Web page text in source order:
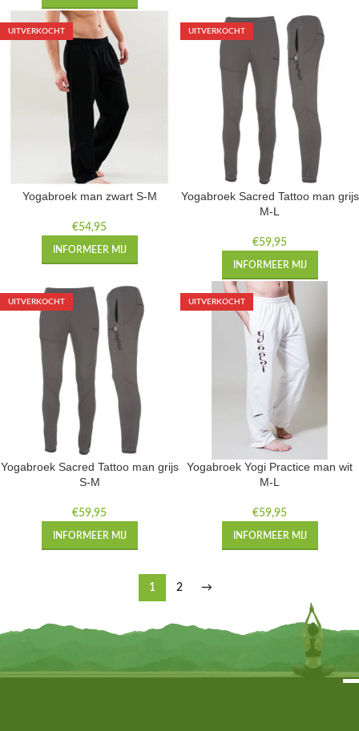
UITVERKOCHT
Yogabroek man zwart S-M
€54,95
INFORMEER MIJ
UITVERKOCHT
Yogabroek Sacred Tattoo man grijs
M-L
€59,95
INFORMEER MIJ
UITVERKOCHT
Yogabroek Sacred Tattoo man grijs
S-M
€59,95
INFORMEER MIJ
UITVERKOCHT
Yogabroek Yogi Practice man wit
M-L
€59,95
INFORMEER MIJ
1 2 →